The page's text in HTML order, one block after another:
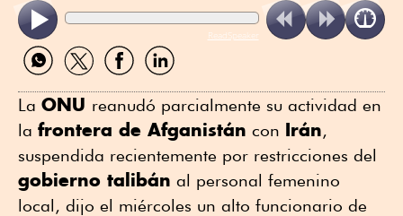
ReadSpeaker
Compartir
por
Compartir
por
Compartir
por
Compartir
por
La ONU reanudó parcialmente su actividad en
la frontera de Afganistán con Irán,
suspendida recientemente por restricciones del
gobierno talibán al personal femenino
local, dijo el miércoles un alto funcionario de